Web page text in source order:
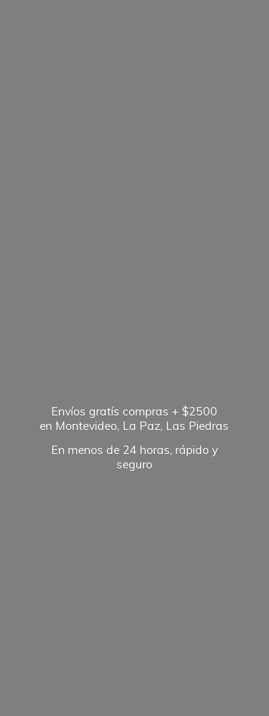
Envíos gratís compras + $2500
en Montevideo, La Paz, Las Piedras
En menos de 24 horas, rápido y
seguro